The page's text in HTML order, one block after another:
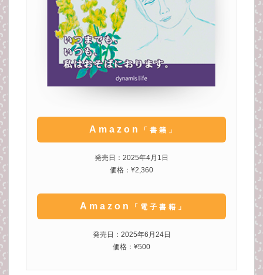
Amazon 「書籍」
発売日：2025年4月1日
価格：¥2,360
Amazon 「電子書籍」
発売日：2025年6月24日
価格：¥500